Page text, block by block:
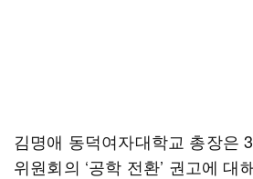
김명애 동덕여자대학교 총장은
위원회의 ‘공학 전환’ 권고에 대